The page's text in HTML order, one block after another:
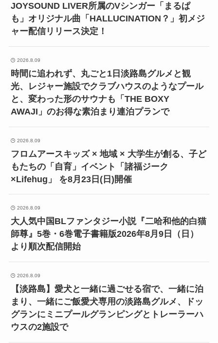
JOYSOUND LIVER所属のVシンガー「まるぱ
も」オリジナル曲「HALLUCINATION？」初メジ
ャー配信リリース決定！
2026.8.09
時間に追われず、丸ごと1日淡路島グルメと観
光、レジャー施設でクラブハウスのようなプール
と、変わった形のサウナも「THE BOXY
AWAJI」のお得な素泊まり連泊プランで
2026.8.09
フロムアースキッズ × 地域 × 大学生が創る、子ど
もたちの「自育」イベント「諸福ジーク
×Lifehug」 を8月23日(日)開催
2026.8.09
大人気中国BLファンタジー小説『二哈和他的白猫
師尊』5巻・6巻電子書籍版2026年8月9日（日）
より順次配信開始
2026.8.09
【淡路島】愛犬と一緒に過ごせる宿で、一緒に泊
まり、一緒にご飯愛犬専用の淡路島グルメ、ドッ
グランにミニプールグランピングとトレーラーハ
ウスの2施設で